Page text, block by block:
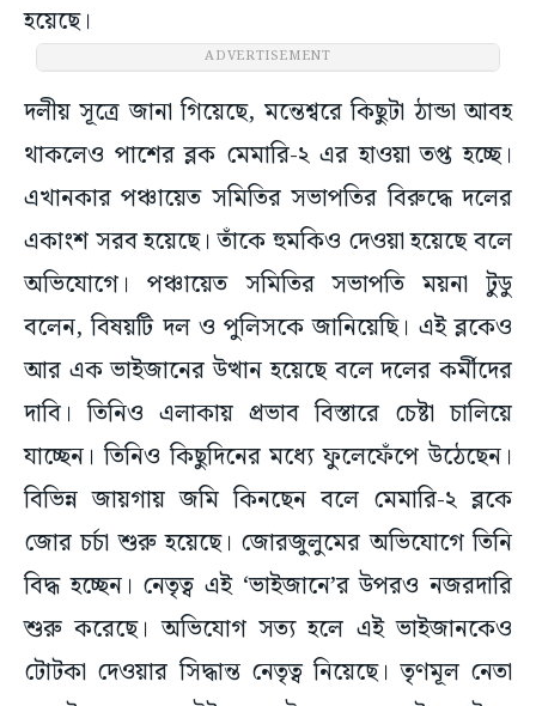
হয়েছে।
ADVERTISEMENT
দলীয় সূত্রে জানা গিয়েছে, মন্তেশ্বরে কিছুটা ঠান্ডা আবহ
থাকলেও পাশের ব্লক মেমারি-২ এর হাওয়া তপ্ত হচ্ছে।
এখানকার পঞ্চায়েত সমিতির সভাপতির বিরুদ্ধে দলের
একাংশ সরব হয়েছে। তাঁকে হুমকিও দেওয়া হয়েছে বলে
অভিযোগে। পঞ্চায়েত সমিতির সভাপতি ময়না টুডু
বলেন, বিষয়টি দল ও পুলিসকে জানিয়েছি। এই ব্লকেও
আর এক ভাইজানের উত্থান হয়েছে বলে দলের কর্মীদের
দাবি। তিনিও এলাকায় প্রভাব বিস্তারে চেষ্টা চালিয়ে
যাচ্ছেন। তিনিও কিছুদিনের মধ্যে ফুলেফেঁপে উঠেছেন।
বিভিন্ন জায়গায় জমি কিনছেন বলে মেমারি-২ ব্লকে
জোর চর্চা শুরু হয়েছে। জোরজুলুমের অভিযোগে তিনি
বিদ্ধ হচ্ছেন। নেতৃত্ব এই ‘ভাইজানে’র উপরও নজরদারি
শুরু করেছে। অভিযোগ সত্য হলে এই ভাইজানকেও
টোটকা দেওয়ার সিদ্ধান্ত নেতৃত্ব নিয়েছে। তৃণমূল নেতা